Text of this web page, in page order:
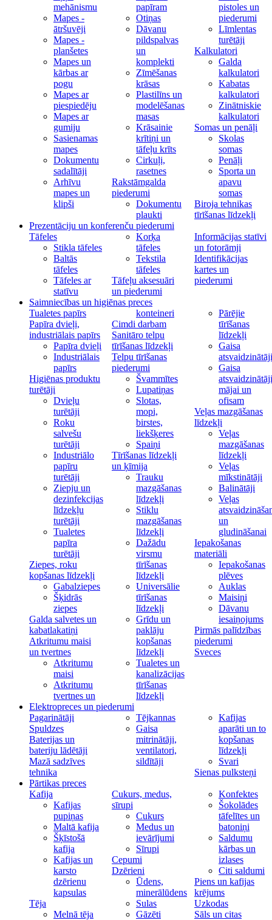
mehānismu
Mapes -
ātršuvēji
Mapes -
planšetes
Mapes un
kārbas ar
pogu
Mapes ar
piespiedēju
Mapes ar
gumiju
Sasienamas
mapes
Dokumentu
sadalītāji
Arhīvu
mapes un
klipši
papīram
Otiņas
Dāvanu
pildspalvas
un
komplekti
Zīmēšanas
krāsas
Plastilīns un
modelēšanas
masas
Krāsainie
krītiņi un
tāfeļu krīts
Cirkuļi,
rasetnes
Rakstāmgalda
piederumi
Dokumentu
plaukti
pistoles un
piederumi
Līmlentas
turētāji
Kalkulatori
Galda
kalkulatori
Kabatas
kalkulatori
Zinātniskie
kalkulatori
Somas un penāļi
Skolas
somas
Penāļi
Sporta un
apavu
somas
Biroja tehnikas
tīrīšanas līdzekļi
Prezentāciju un konferenču piederumi
Tāfeles
Stikla tāfeles
Baltās
tāfeles
Tāfeles ar
statīvu
Korķa
tāfeles
Tekstila
tāfeles
Tāfeļu aksesuāri
un piederumi
Informācijas statīvi
un fotorāmji
Identifikācijas
kartes un
piederumi
Saimniecības un higiēnas preces
Tualetes papīrs
Papīra dvieļi,
industriālais papīrs
Papīra dvieļi
Industriālais
papīrs
Higiēnas produktu
turētāji
Dvieļu
turētāji
Roku
salvešu
turētāji
Industriālo
papīru
turētāji
Ziepju un
dezinfekcijas
līdzekļu
turētāji
Tualetes
papīra
turētāji
Ziepes, roku
kopšanas līdzekļi
Gabalziepes
Šķidrās
ziepes
Galda salvetes un
kabatlakatiņi
Atkritumu maisi
un tvertnes
Atkritumu
maisi
Atkritumu
tvertnes un
konteineri
Cimdi darbam
Sanitāro telpu
tīrīšanas līdzekļi
Telpu tīrīšanas
piederumi
Švammītes
Lupatiņas
Slotas,
mopi,
birstes,
liekšķeres
Spaiņi
Tīrīšanas līdzekļi
un ķīmija
Trauku
mazgāšanas
līdzekļi
Stiklu
mazgāšanas
līdzekļi
Dažādu
virsmu
tīrīšanas
līdzekļi
Universālie
tīrīšanas
līdzekļi
Grīdu un
paklāju
kopšanas
līdzekļi
Tualetes un
kanalizācijas
tīrīšanas
līdzekļi
Pārējie
tīrīšanas
līdzekļi
Gaisa
atsvaidzinātāji
Gaisa
atsvaidzinātāji
mājai un
ofisam
Veļas mazgāšanas
līdzekļi
Veļas
mazgāšanas
līdzekļi
Veļas
mīkstinātāji
Balinātāji
Veļas
un
gludināšanai
Iepakošanas
materiāli
Iepakošanas
plēves
Auklas
Maisiņi
Dāvanu
iesaiņojums
Pirmās palīdzības
piederumi
Sveces
Elektropreces un piederumi
Pagarinātāji
Spuldzes
Baterijas un
bateriju lādētāji
Mazā sadzīves
tehnika
Tējkannas
Gaisa
mitrinātāji,
ventilatori,
sildītāji
Kafijas
aparāti un to
kopšanas
līdzekļi
Svari
Sienas pulksteņi
Pārtikas preces
Kafija
Kafijas
pupiņas
Maltā kafija
Šķīstošā
kafija
Kafijas un
karsto
dzērienu
kapsulas
Tēja
Melnā tēja
Cukurs, medus,
sīrupi
Cukurs
Medus un
ievārījumi
Sīrupi
Cepumi
Dzērieni
Ūdens,
minerālūdens
Sulas
Gāzēti
Konfektes
Šokolādes
tāfelītes un
batoniņi
Saldumu
kārbas un
izlases
Citi saldumi
Piens un kafijas
krējums
Uzkodas
Sāls un citas